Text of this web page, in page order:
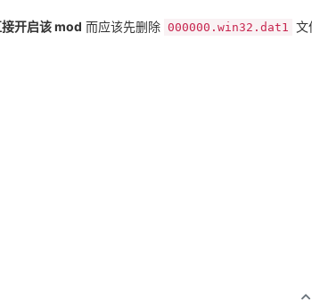
开启该 mod 而应该先删除 000000.win32.dat1 文